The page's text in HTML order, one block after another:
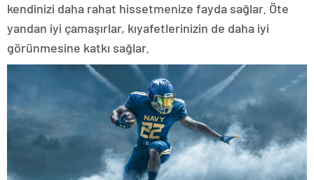
kendinizi daha rahat hissetmenize fayda sağlar. Öte
yandan iyi çamaşırlar, kıyafetlerinizin de daha iyi
görünmesine katkı sağlar.